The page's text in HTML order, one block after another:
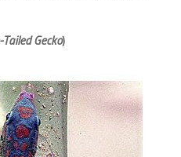
Tailed Gecko)